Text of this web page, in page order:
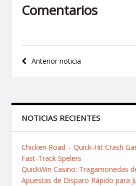
Comentarios
Navegación
de
Anterior noticia
NOTICIAS RECIENTES
Chicken Road – Quick‑Hit Crash
Fast‑Track Spelers
QuickWin Casino: Tragamonedas
Apuestas de Disparo Rápido para